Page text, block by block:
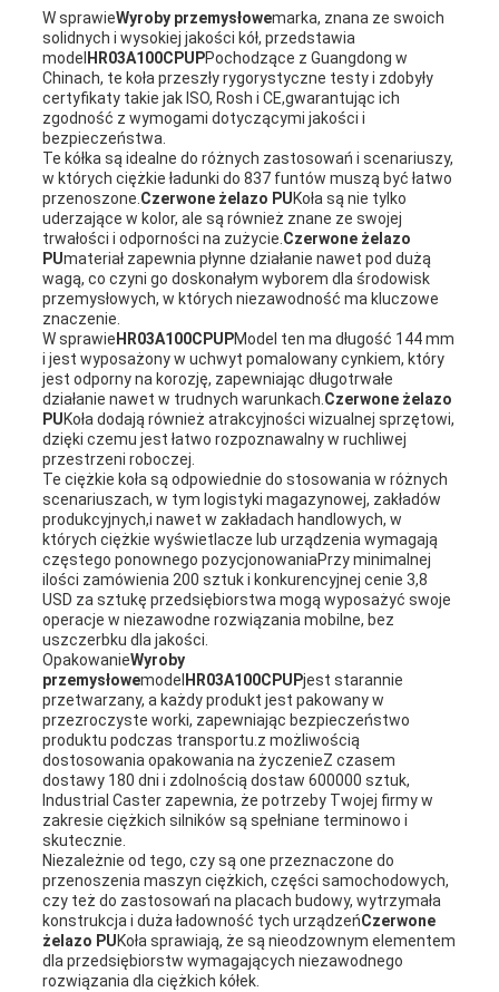
W sprawieWyroby przemysłowemarka, znana ze swoich
solidnych i wysokiej jakości kół, przedstawia
model HR03A100CPUPPochodzące z Guangdong w
Chinach, te koła przeszły rygorystyczne testy i zdobyły
certyfikaty takie jak ISO, Rosh i CE,gwarantując ich
zgodność z wymogami dotyczącymi jakości i
bezpieczeństwa.
Te kółka są idealne do różnych zastosowań i scenariuszy,
w których ciężkie ładunki do 837 funtów muszą być łatwo
przenoszone.Czerwone żelazo PUKoła są nie tylko
uderzające w kolor, ale są również znane ze swojej
trwałości i odporności na zużycie.Czerwone żelazo
PUmateriał zapewnia płynne działanie nawet pod dużą
wagą, co czyni go doskonałym wyborem dla środowisk
przemysłowych, w których niezawodność ma kluczowe
znaczenie.
W sprawie HR03A100CPUPModel ten ma długość 144 mm
i jest wyposażony w uchwyt pomalowany cynkiem, który
jest odporny na korozję, zapewniając długotrwałe
działanie nawet w trudnych warunkach.Czerwone żelazo
PUKoła dodają również atrakcyjności wizualnej sprzętowi,
dzięki czemu jest łatwo rozpoznawalny w ruchliwej
przestrzeni roboczej.
Te ciężkie koła są odpowiednie do stosowania w różnych
scenariuszach, w tym logistyki magazynowej, zakładów
produkcyjnych,i nawet w zakładach handlowych, w
których ciężkie wyświetlacze lub urządzenia wymagają
częstego ponownego pozycjonowaniaPrzy minimalnej
ilości zamówienia 200 sztuk i konkurencyjnej cenie 3,8
USD za sztukę przedsiębiorstwa mogą wyposażyć swoje
operacje w niezawodne rozwiązania mobilne, bez
uszczerbku dla jakości.
OpakowanieWyroby
przemysłowemodel HR03A100CPUPjest starannie
przetwarzany, a każdy produkt jest pakowany w
przezroczyste worki, zapewniając bezpieczeństwo
produktu podczas transportu.z możliwością
dostosowania opakowania na życzenieZ czasem
dostawy 180 dni i zdolnością dostaw 600000 sztuk,
Industrial Caster zapewnia, że potrzeby Twojej firmy w
zakresie ciężkich silników są spełniane terminowo i
skutecznie.
Niezależnie od tego, czy są one przeznaczone do
przenoszenia maszyn ciężkich, części samochodowych,
czy też do zastosowań na placach budowy, wytrzymała
konstrukcja i duża ładowność tych urządzeńCzerwone
żelazo PUKoła sprawiają, że są nieodzownym elementem
dla przedsiębiorstw wymagających niezawodnego
rozwiązania dla ciężkich kółek.